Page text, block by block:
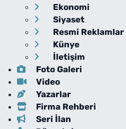
Ekonomi
Siyaset
Resmi Reklamlar
Künye
İletişim
Foto Galeri
Video
Yazarlar
Firma Rehberi
Seri İlan